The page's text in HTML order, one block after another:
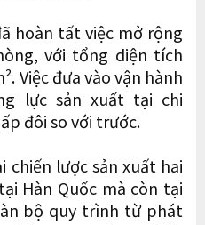
hoàn tất việc mở rộng
với tổng diện tích
Việc đưa vào vận hành
lực sản xuất tại chi
đôi so với trước.
chiến lược sản xuất hai
Hàn Quốc mà còn tại
bộ quy trình từ phát